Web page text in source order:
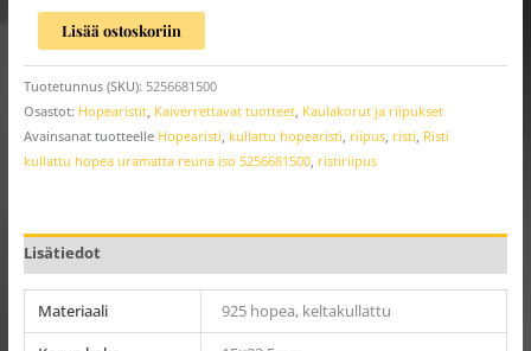
Lisää ostoskoriin
Tuotetunnus (SKU): 5256681500
Osastot: Hopearistit, Kaiverrettavat tuotteet, Kaulakorut ja riipukset
Avainsanat tuotteelle Hopearisti kullattu hopearisti riipus, risti Risti
kullattu hopea uramatta reuna iso 5256681500, ristiriipus
Lisätiedot
Materiaali
925 hopea, keltakullattu